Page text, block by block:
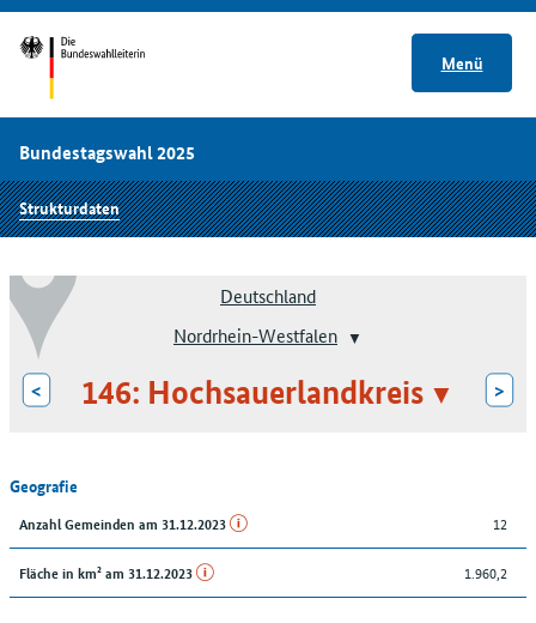
Menü
Bundestagswahl 2025
Strukturdaten
Deutschland
Nordrhein-Westfalen
< 146: Hochsauerlandkreis >
Geografie
Anzahl Gemeinden am 31.12.2023 12
Fläche in km² am 31.12.2023 1.960,2